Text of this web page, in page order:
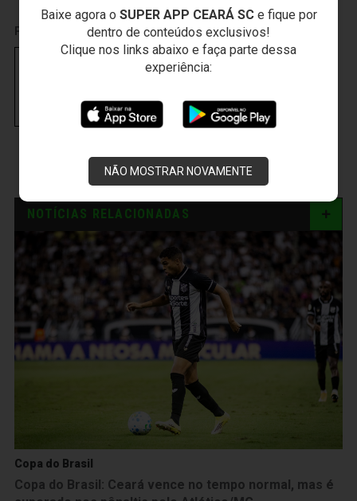
Baixe agora o SUPER APP CEARÁ SCe fique por
dentro de conteúdos exclusivos!
Clique nos links abaixo e faça parte dessa
experiência:
NÃO MOSTRAR NOVAMENTE
PUBLICIDADE
NOTÍCIAS RELACIONADAS
Copa do Brasil
Copa do Brasil: Ceará vence no tempo normal, mas é